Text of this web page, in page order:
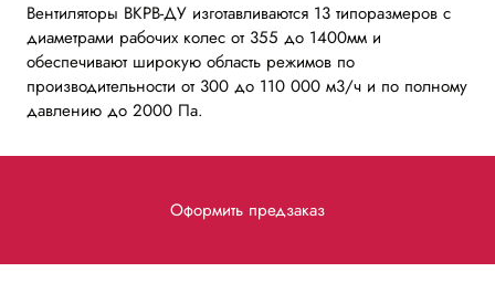
Вентиляторы ВКРВ-ДУ изготавливаются 13 типоразмеров с
диаметрами рабочих колес от 355 до 1400мм и
обеспечивают широкую область режимов по
производительности от 300 до 110 000 м3/ч и по полному
давлению до 2000 Па.
Оформить предзаказ